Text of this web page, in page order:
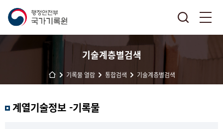
기술계층별검색
기록물 열람 통합검색 기술계층별검색
계열기술정보 -기록물